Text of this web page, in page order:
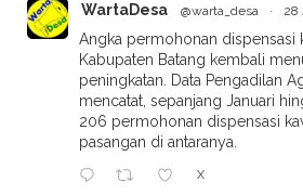
WartaDesa @warta_desa · 28
Angka permohonan dispensasi
Kabupaten Batang kembali
peningkatan. Data Pengadilan
mencatat, sepanjang Januari
206 permohonan dispensasi
pasangan di antaranya.
X